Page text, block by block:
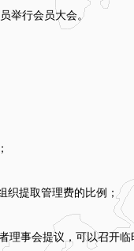
举行会员大会。
提取管理费的比例；
事会提议，可以召开临